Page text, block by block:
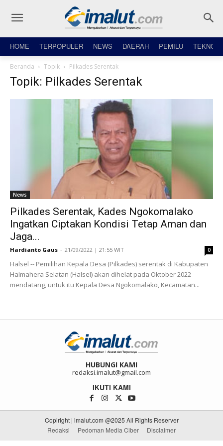
HOME TERPOPULER NEWS DAERAH PEMILU TEKNO
Beranda Topik Pilkades Serentak
Topik: Pilkades Serentak
News
Pilkades Serentak, Kades Ngokomalako
Ingatkan Ciptakan Kondisi Tetap Aman dan
Jaga...
Hardianto Gaus - 21/09/2022 | 21:55 WIT 0
Halsel -- Pemilihan Kepala Desa (Pilkades) serentak di Kabupaten
Halmahera Selatan (Halsel) akan dihelat pada Oktober 2022
mendatang, untuk itu Kepala Desa Ngokomalako, Kecamatan...
HUBUNGI KAMI
redaksi.imalut@gmail.com
IKUTI KAMI
Copiright | imalut.com @2025 All Rights Reserver
Redaksi
Pedoman Media Ciber Disclaimer